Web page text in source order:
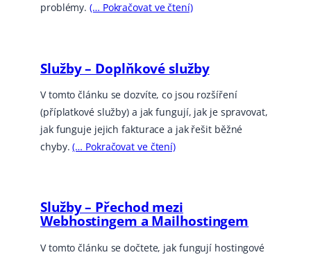
problémy.(… Pokračovat ve čtení)
Služby – Doplňkové služby
V tomto článku se dozvíte, co jsou rozšíření
(příplatkové služby) a jak fungují, jak je spravovat,
jak funguje jejich fakturace a jak řešit běžné
chyby.(… Pokračovat ve čtení)
Služby – Přechod mezi
Webhostingem a Mailhostingem
V tomto článku se dočtete, jak fungují hostingové